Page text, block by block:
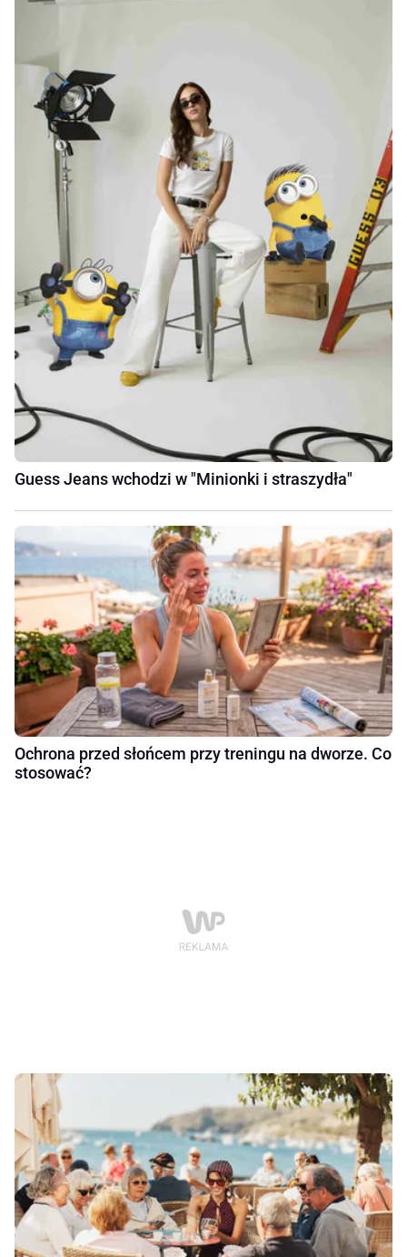
Guess Jeans wchodzi w "Minionki i straszydła"
Ochrona przed słońcem przy treningu na dworze. Co
stosować?